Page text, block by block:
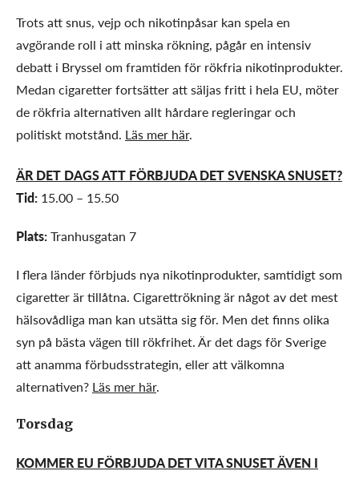
Trots att snus, vejp och nikotinpåsar kan spela en
avgörande roll i att minska rökning, pågår en intensiv
debatt i Bryssel om framtiden för rökfria nikotinprodukter.
Medan cigaretter fortsätter att säljas fritt i hela EU, möter
de rökfria alternativen allt hårdare regleringar och
politiskt motstånd. Läs mer här.
ÄR DET DAGS ATT FÖRBJUDA DET SVENSKA SNUSET?
Tid: 15.00 – 15.50
Plats:Tranhusgatan 7
I flera länder förbjuds nya nikotinprodukter, samtidigt som
cigaretter är tillåtna. Cigarettrökning är något av det mest
hälsovådliga man kan utsätta sig för. Men det finns olika
syn på bästa vägen till rökfrihet. Är det dags för Sverige
att anamma förbudsstrategin, eller att välkomna
alternativen? Läs mer här.
Torsdag
KOMMER EU FÖRBJUDA DET VITA SNUSET ÄVEN I